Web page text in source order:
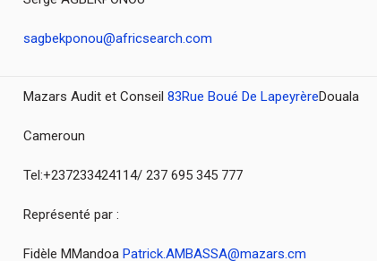
sagbekponou@africsearch.com
Mazars Audit et Conseil 83Rue Boué De LapeyrèreDouala
Cameroun
Tel:+237233424114/ 237 695 345 777
Représenté par :
Fidèle MMandoa Patrick.AMBASSA@mazars.cm